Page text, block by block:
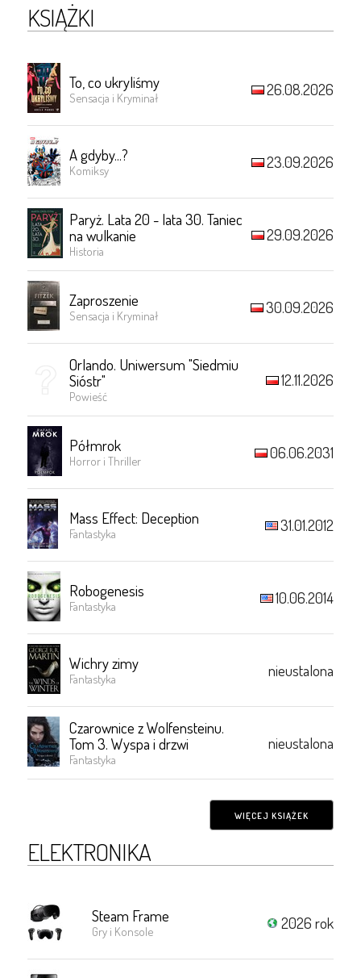
KSIĄŻKI
To, co ukryliśmy
Sensacja i Kryminał 26.08.2026
A gdyby...?
Komiksy 23.09.2026
Paryż. Lata 20 - lata 30. Taniec
na wulkanie
Historia
29.09.2026
Zaproszenie
Sensacja i Kryminał 30.09.2026
Orlando. Uniwersum "Siedmiu
Sióstr"
Powieść
12.11.2026
Półmrok
Horror i Thriller 06.06.2031
Mass Effect: Deception
Fantastyka 31.01.2012
Robogenesis
Fantastyka 10.06.2014
Wichry zimy
Fantastyka nieustalona
Czarownice z Wolfensteinu.
Tom 3. Wyspa i drzwi
Fantastyka
nieustalona
WIĘCEJ KSIĄŻEK
ELEKTRONIKA
Steam Frame
Gry i Konsole 2026 rok